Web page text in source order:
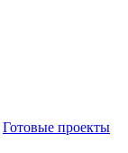
Готовые проекты